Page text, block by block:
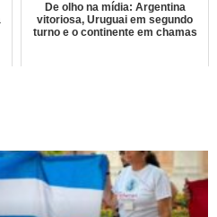
De olho na mídia: Argentina
vitoriosa, Uruguai em segundo
turno e o continente em chamas